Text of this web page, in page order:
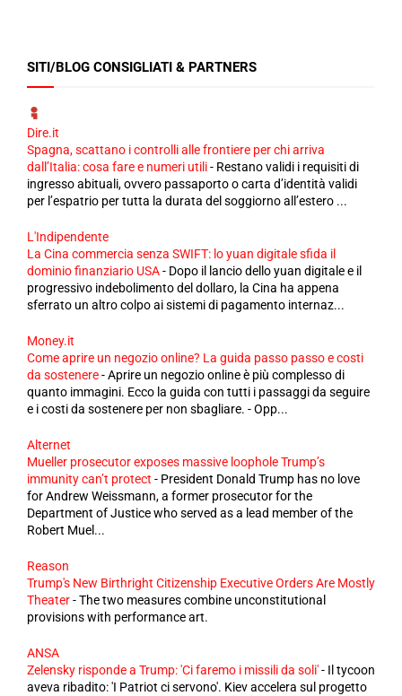
SITI/BLOG CONSIGLIATI & PARTNERS
Dire.it
Spagna, scattano i controlli alle frontiere per chi arriva
dall’Italia: cosa fare e numeri utili- Restano validi i requisiti di
ingresso abituali, ovvero passaporto o carta d’identità validi
per l’espatrio per tutta la durata del soggiorno all’estero ...
L'Indipendente
La Cina commercia senza SWIFT: lo yuan digitale sfida il
dominio finanziario USA- Dopo il lancio dello yuan digitale e il
progressivo indebolimento del dollaro, la Cina ha appena
sferrato un altro colpo ai sistemi di pagamento internaz...
Money.it
Come aprire un negozio online? La guida passo passo e costi
da sostenere-Aprire un negozio online è più complesso di
quanto immagini. Ecco la guida con tutti i passaggi da seguire
e i costi da sostenere per non sbagliare. - Opp...
Alternet
Mueller prosecutor exposes massive loophole Trump’s
immunity can’t protect - President Donald Trump has no love
for Andrew Weissmann, a former prosecutor for the
Department of Justice who served as a lead member of the
Robert Muel...
Reason
Trump's New Birthright Citizenship Executive Orders Are Mostly
Theater-The two measures combine unconstitutional
provisions with performance art.
ANSA
Zelensky risponde a Trump: 'Ci faremo i missili da soli'- Il tycoon
aveva ribadito: 'I Patriot ci servono'. Kiev accelera sul progetto